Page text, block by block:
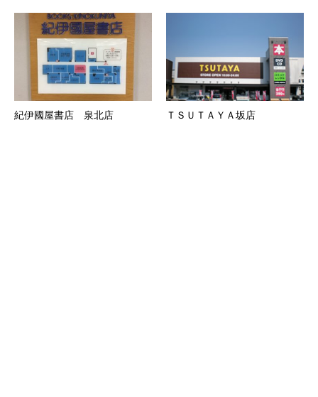
紀伊國屋書店 泉北店 ＴＳＵＴＡＹＡ坂店